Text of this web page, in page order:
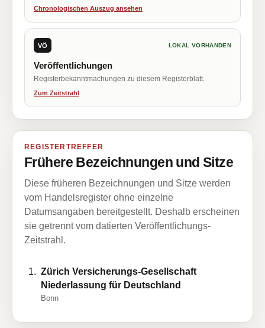
Chronologischen Auszug ansehen
VÖ LOKAL VORHANDEN
Veröffentlichungen
Registerbekanntmachungen zu diesem Registerblatt.
Zum Zeitstrahl
REGISTERTREFFER
Frühere Bezeichnungen und Sitze
Diese früheren Bezeichnungen und Sitze werden
vom Handelsregister ohne einzelne
Datumsangaben bereitgestellt. Deshalb erscheinen
sie getrennt vom datierten Veröffentlichungs-
Zeitstrahl.
Zürich Versicherungs-Gesellschaft
Niederlassung für Deutschland
Bonn